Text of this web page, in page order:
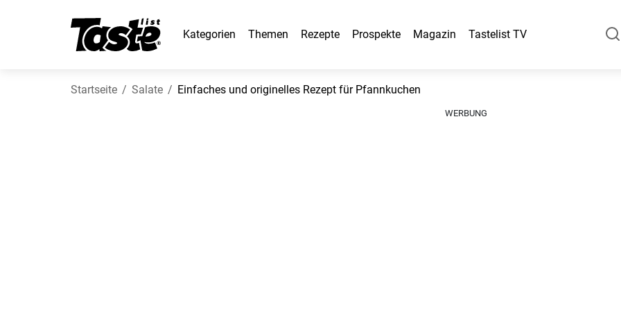
Kategorien Themen Rezepte Prospekte Magazin Tastelist TV
Startseite Salate Einfaches und originelles Rezept für Pfannkuchen
WERBUNG